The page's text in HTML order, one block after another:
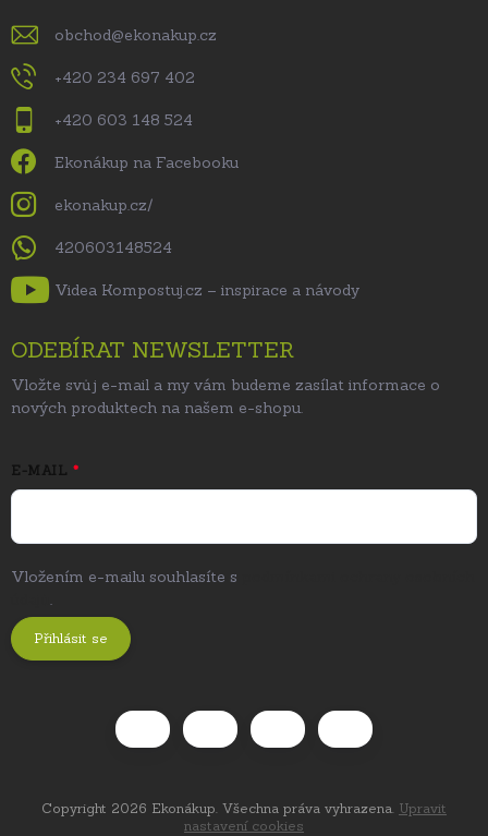
obchod@ekonakup.cz
+420 234 697 402
+420 603 148 524
Ekonákup na Facebooku
ekonakup.cz/
420603148524
Videa Kompostuj.cz – inspirace a návody
ODEBÍRAT NEWSLETTER
Vložte svůj e-mail a my vám budeme zasílat informace o
nových produktech na našem e-shopu.
E-MAIL
Vložením e-mailu souhlasíte s
Přihlásit se
Copyright 2026 Ekonákup . Všechna práva vyhrazena. Upravit
nastavení cookies